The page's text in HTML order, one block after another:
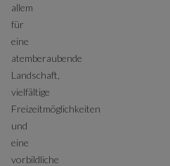
allem
für
eine
atemberaubende
Landschaft,
vielfältige
Freizeitmöglichkeiten
und
eine
vorbildliche